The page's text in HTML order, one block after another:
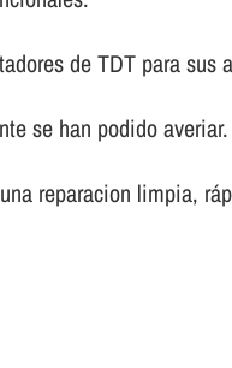
de TDT para sus
se han podido averiar.
reparacion limpia,